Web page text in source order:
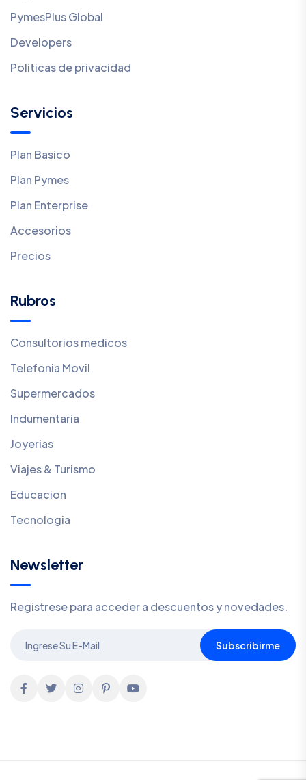
PymesPlus Global
Developers
Politicas de privacidad
Servicios
Plan Basico
Plan Pymes
Plan Enterprise
Accesorios
Precios
Rubros
Consultorios medicos
Telefonia Movil
Supermercados
Indumentaria
Joyerias
Viajes & Turismo
Educacion
Tecnologia
Newsletter
Registrese para acceder a descuentos y novedades.
Subscribirme